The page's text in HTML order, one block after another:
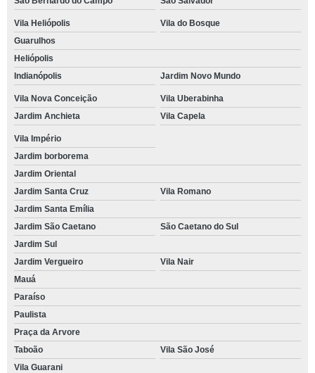
Vila Heliópolis
Vila do Bosque
Guarulhos
Heliópolis
Indianópolis
Jardim Novo Mundo
Vila Nova Conceição
Vila Uberabinha
Jardim Anchieta
Vila Capela
Vila Império
Jardim borborema
Jardim Oriental
Jardim Santa Cruz
Vila Romano
Jardim Santa Emília
Jardim São Caetano
São Caetano do Sul
Jardim Sul
Jardim Vergueiro
Vila Nair
Mauá
Paraíso
Paulista
Praça da Arvore
Taboão
Vila São José
Vila Guarani